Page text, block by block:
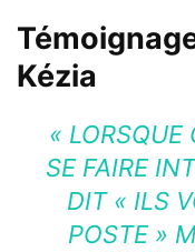
Kézia
« LORSQUE
SE FAIRE
DIT « ILS
POSTE »